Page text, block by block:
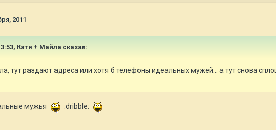
2011
Катя + Майла сказал:
тут раздают адреса или хотя б телефоны идеальных мужей... а тут снова
мужья :dribble: